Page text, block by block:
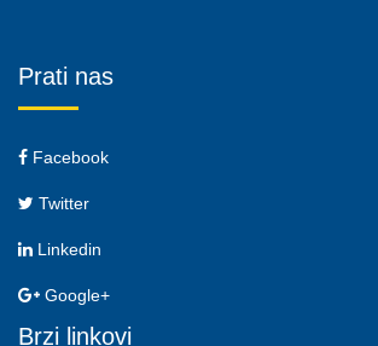
Prati nas
Facebook
Twitter
Linkedin
Google+
Brzi linkovi